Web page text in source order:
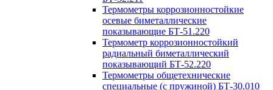
Термометры коррозионностойкие
осевые биметаллические
показывающие БТ-51.220
Термометр коррозионностойкий
радиальный биметаллический
показывающий БТ-52.220
Термометры общетехнические
специальные (с пружиной) БТ-30.010